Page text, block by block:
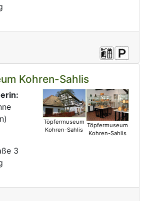
Kohren-Sahlis
3
Töpfermuseum
Kohren-Sahlis
Töpfermuseum
Kohren-Sahlis